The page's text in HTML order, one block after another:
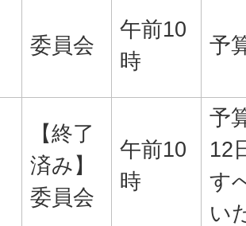
委員会
午前10
時
予
【終了
済み】
委員会
午前10
時
予
12
す
い